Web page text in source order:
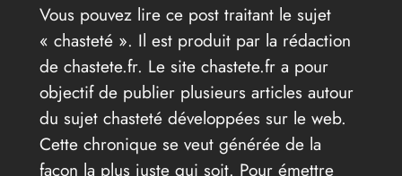
Vous pouvez lire ce post traitant le sujet
« chasteté ». Il est produit par la rédaction
de chastete.fr. Le site chastete.fr a pour
objectif de publier plusieurs articles autour
du sujet chasteté développées sur le web.
Cette chronique se veut générée de la
façon la plus juste qui soit. Pour émettre